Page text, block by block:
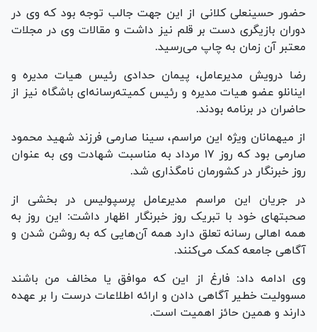
حضور حسینعلی کلانی از این جهت جالب توجه بود که وی در
دوران بازیگری دست بر قلم نیز داشت و مقالات وی در مجلات
معتبر آن زمان به چاپ می‌رسید.
رضا درویش مدیرعامل، پیمان حدادی رئیس هیات مدیره و
اینانلو عضو هیات مدیره و رئیس کمیته‌رسانه‌ای باشگاه نیز از
حاضران در برنامه بودند.
از میهمانان ویژه اين مراسم، سینا صارمی فرزند شهید محمود
صارمی بود که روز ۱۷ مرداد به مناسبت شهادت وی به عنوان
روز خبرنگار در کشورمان نامگذاری شد.
در جریان این مراسم مدیرعامل پرسپولیس در بخشی از
صحبتهای خود با تبریک روز خبرنگار اظهار داشت: این روز به
همه اهالی رسانه تعلق دارد همه آن‌هایی که به روشن شدن و
آگاهی جامعه کمک می‌کنند.
وی ادامه داد: فارغ از این که موافق یا مخالف من باشند
مسوولیت خطیر آگاهی دادن و ارائه اطلاعات درست را بر عهده
دارند و همین حائز اهمیت است.